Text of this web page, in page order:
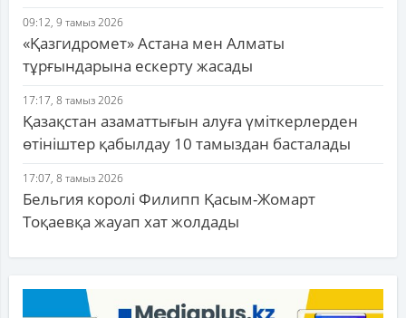
09:12, 9 тамыз 2026
«Қазгидромет» Астана мен Алматы
тұрғындарына ескерту жасады
17:17, 8 тамыз 2026
Қазақстан азаматтығын алуға үміткерлерден
өтініштер қабылдау 10 тамыздан басталады
17:07, 8 тамыз 2026
Бельгия королі Филипп Қасым-Жомарт
Тоқаевқа жауап хат жолдады